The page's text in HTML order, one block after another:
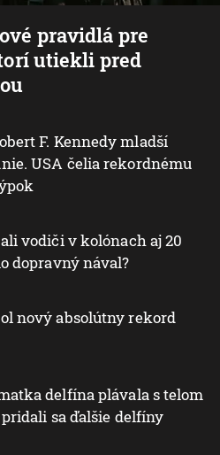
pravidlá pre
utiekli pred
F. Kennedy mladší
USA čelia rekordnému
vodiči v kolónach aj 20
dopravný nával?
nový absolútny rekord
delfína plávala s telom
sa ďalšie delfíny